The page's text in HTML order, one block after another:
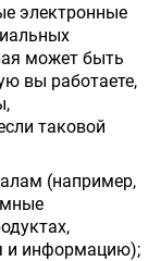
электронные
может быть
вы работаете,
таковой
(например,
и информацию);